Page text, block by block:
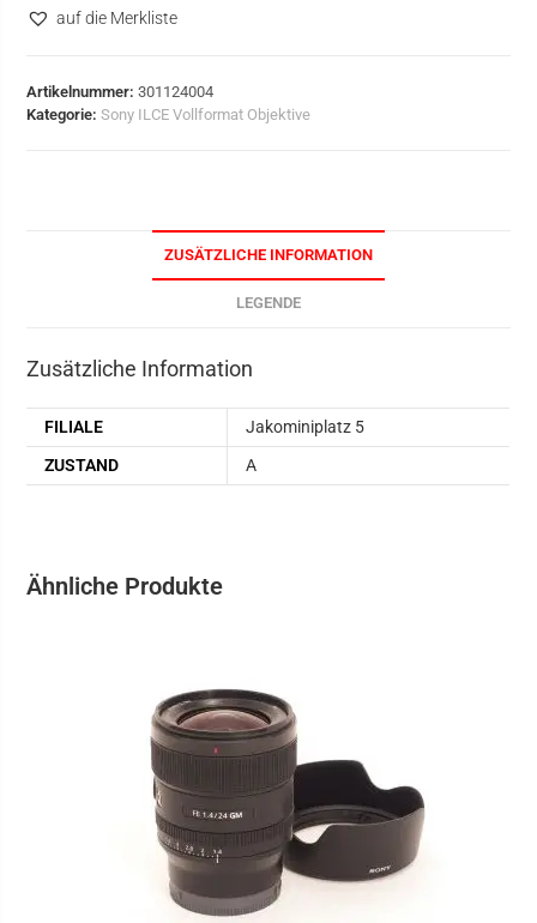
auf die Merkliste
Artikelnummer:301124004
Kategorie:Sony ILCE Vollformat Objektive
ZUSÄTZLICHE INFORMATION
LEGENDE
Zusätzliche Information
FILIALE
Jakominiplatz 5
ZUSTAND
A
Ähnliche Produkte